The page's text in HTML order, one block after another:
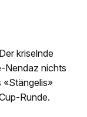
kriselnde
Nendaz nichts
«Stängelis»
Runde.